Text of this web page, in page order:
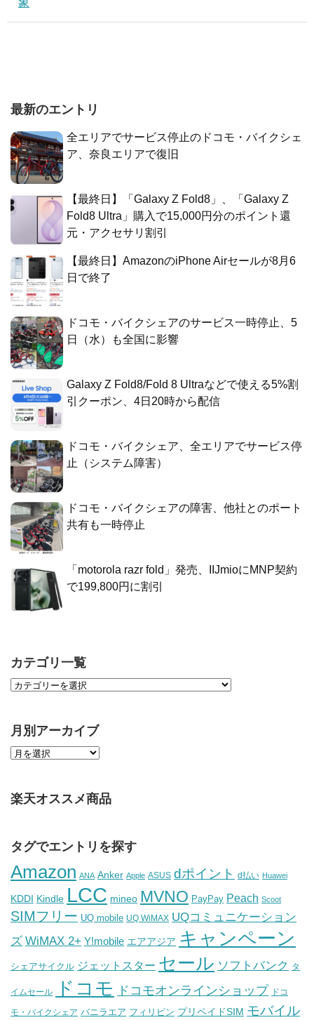
象
最新のエントリ
全エリアでサービス停止のドコモ・バイクシェ
ア、奈良エリアで復旧
【最終日】「Galaxy Z Fold8」、「Galaxy Z
Fold8 Ultra」購入で15,000円分のポイント還
元・アクセサリ割引
【最終日】AmazonのiPhone Airセールが8月6
日で終了
ドコモ・バイクシェアのサービス一時停止、5
日（水）も全国に影響
Galaxy Z Fold8/Fold 8 Ultraなどで使える5%割
引クーポン、4日20時から配信
ドコモ・バイクシェア、全エリアでサービス停
止（システム障害）
ドコモ・バイクシェアの障害、他社とのポート
共有も一時停止
「motorola razr fold」発売、IIJmioにMNP契約
で199,800円に割引
カテゴリ一覧
月別アーカイブ
楽天オススメ商品
タグでエントリを探す
Amazon ANA Anker Apple ASUS dポイント d払い Huawei
KDDI Kindle LCC mineo MVNO PayPay Peach Scoot
SIMフリー UQ mobile UQ WiMAX UQコミュニケーション
ズ WiMAX 2+ Y!mobile エアアジア キャンペーン
シェアサイクル ジェットスター セール ソフトバンク タ
イムセール ドコモ ドコモオンラインショップ ドコ
モ・バイクシェア バニラエア フィリピン プリペイドSIM モバイル